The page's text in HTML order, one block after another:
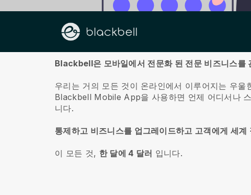
회사 소개
Blackbell은 모바일에서 전문화 된 전문 비즈니스를
우리는 거의 모든 것이 온라인에서 이루어지는 우울
Blackbell Mobile App을 사용하면 언제 어디서나
니다.
통제하고 비즈니스를 업그레이드하고 고객에게 세
이 모든 것, 한 달에 4 달러 입니다.